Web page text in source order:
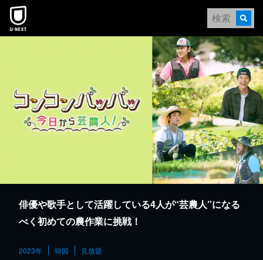
本文へスキップ
俳優や歌手として活躍している4人が“芸農人”になる
べく初めての農作業に挑戦！
2023年 韓国 見放題